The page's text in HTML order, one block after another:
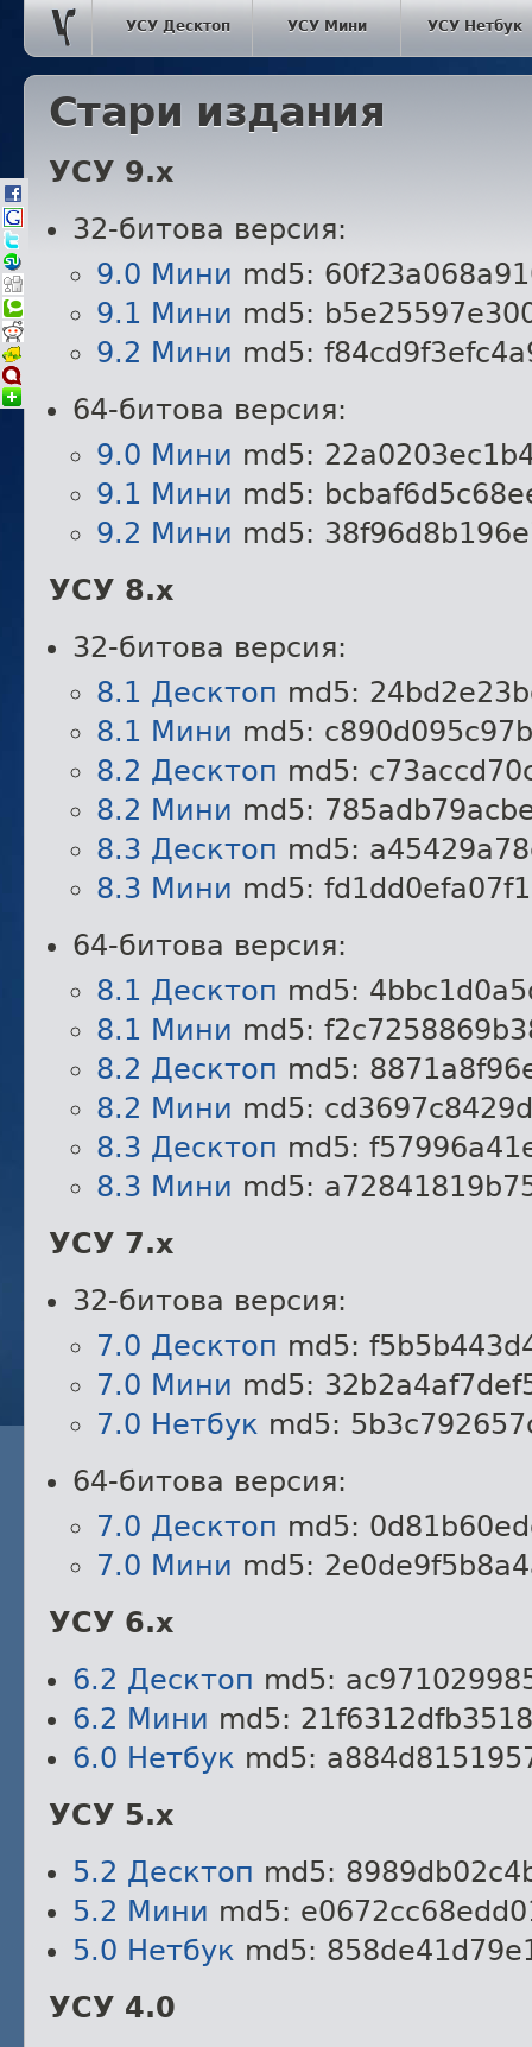
УСУ Десктоп УСУ Мини УСУ Нетбук
Стари издания
УСУ 9.x
32-битова версия:
9.0 Мини md5:
9.1 Мини md5:
9.2 Мини md5:
64-битова версия:
9.0 Мини md5:
9.1 Мини md5:
9.2 Мини md5:
УСУ 8.x
32-битова версия:
8.1 Десктоп md5:
8.1 Мини md5:
8.2 Десктоп md5:
8.2 Мини md5:
8.3 Десктоп md5:
8.3 Мини md5:
64-битова версия:
8.1 Десктоп md5:
8.1 Мини md5:
8.2 Десктоп md5:
8.2 Мини md5:
8.3 Десктоп md5:
8.3 Мини md5:
УСУ 7.x
32-битова версия:
7.0 Десктоп md5:
7.0 Мини md5:
7.0 Нетбук md5:
64-битова версия:
7.0 Десктоп md5:
7.0 Мини md5:
УСУ 6.x
6.2 Десктоп md5:
6.2 Мини md5:
6.0 Нетбук md5:
УСУ 5.x
5.2 Десктоп md5:
5.2 Мини md5:
5.0 Нетбук md5:
УСУ 4.0